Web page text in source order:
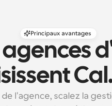
Principaux avantages
agences
l'agence, scalez la